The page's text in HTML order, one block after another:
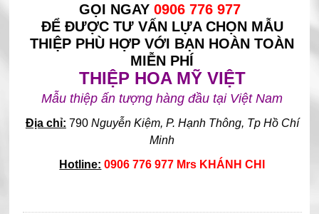
GỌI NGAY0906 776 977
ĐỂ ĐƯỢC TƯ VẤN LỰA CHỌN MẪU
THIỆP PHÙ HỢP VỚI BẠN HOÀN TOÀN
MIỄN PHÍ
THIỆP HOA MỸ VIỆT
Mẫu thiệp ấn tượng hàng đầu tại Việt Nam
Địa chỉ: 790Nguyễn Kiệm, P. Hạnh Thông, Tp Hồ Chí
Minh
Hotline: 0906 776 977 Mrs KHÁNH CHI